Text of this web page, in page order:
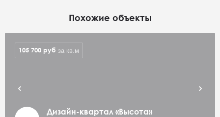
Похожие объекты
Дизайн-квартал «Высота»
105 700 руб за кв.м